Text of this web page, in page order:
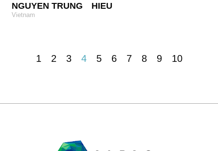
NGUYEN TRUNG HIEU
Vietnam
1 2 3 4 5 6 7 8 9 10